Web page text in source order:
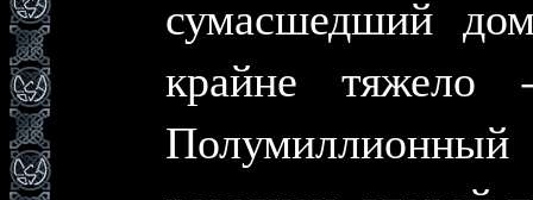
сумасшедший
крайне